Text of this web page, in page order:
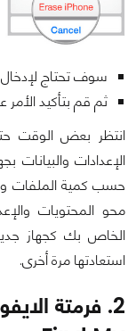
سوف تحتاج
ثم قم بتأكيد
انتظر بعض الوقت
الإعدادات والبيانات
حسب كمية الملفات
محو المحتويات
الخاص بك كجهاز
استعادتها مرة أخرى.
2. فرمتة